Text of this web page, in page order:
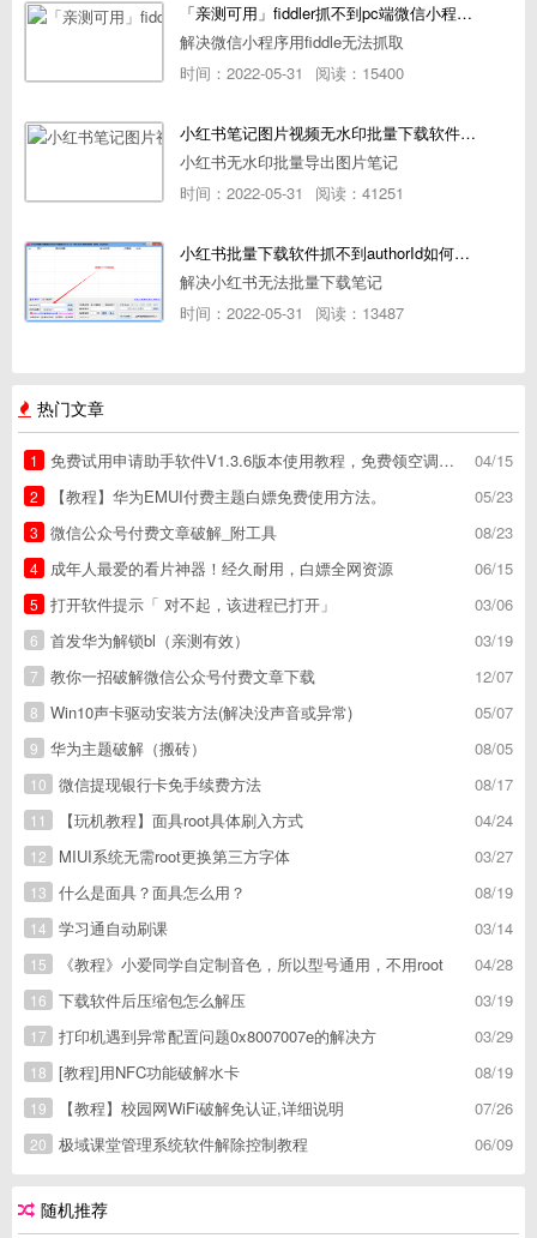
「亲测可用」fiddler抓不到pc端微信小程序包解决方案
解决微信小程序用fiddle无法抓取
时间：2022-05-31
阅读：15400
小红书笔记图片视频无水印批量下载软件使用教程
小红书无水印批量导出图片笔记
时间：2022-05-31
阅读：41251
小红书批量下载软件抓不到authorId如何解决
解决小红书无法批量下载笔记
时间：2022-05-31
阅读：13487
热门文章
04/15
1
免费试用申请助手软件V1.3.6版本使用教程，免费领空调冰箱，附下载地址
05/23
2
【教程】华为EMUI付费主题白嫖免费使用方法。
08/23
3
微信公众号付费文章破解_附工具
06/15
4
成年人最爱的看片神器！经久耐用，白嫖全网资源
03/06
5
打开软件提示「 对不起，该进程已打开」
03/19
6
首发华为解锁bl（亲测有效）
12/07
7
教你一招破解微信公众号付费文章下载
05/07
8
Win10声卡驱动安装方法(解决没声音或异常)
08/05
9
华为主题破解（搬砖）
08/17
10
微信提现银行卡免手续费方法
04/24
11
【玩机教程】面具root具体刷入方式
03/27
12
MIUI系统无需root更换第三方字体
08/19
13
什么是面具？面具怎么用？
03/14
14
学习通自动刷课
04/28
15
《教程》小爱同学自定制音色，所以型号通用，不用root
03/19
16
下载软件后压缩包怎么解压
03/29
17
打印机遇到异常配置问题0x8007007e的解决方
08/19
18
[教程]用NFC功能破解水卡
07/26
19
【教程】校园网WiFi破解免认证,详细说明
06/09
20 极域课堂管理系统软件解除控制教程
随机推荐